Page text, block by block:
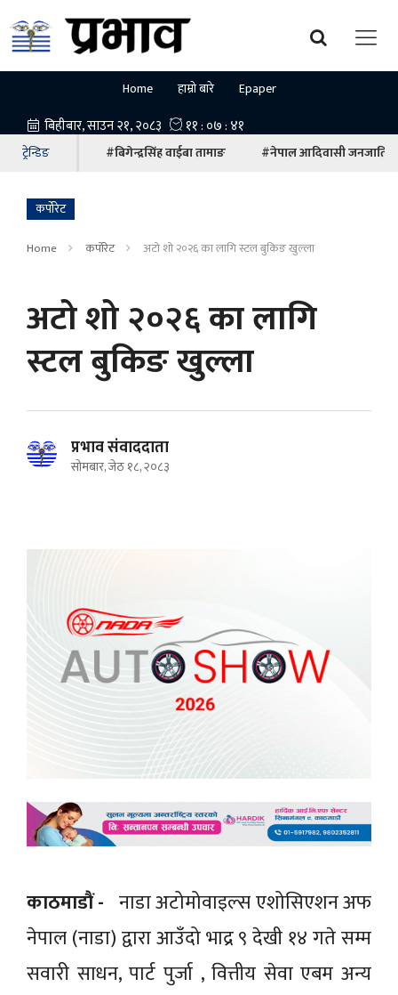
Home हाम्रो बारे Epaper
ट्रेन्डिङ #बिगेन्द्रसिंह वाईबा तामाङ #नेपाल आदिवासी जनजाति
कर्पोरेट
Home कर्पोरेट अटो शो २०२६ का लागि स्टल बुकिङ खुल्ला
अटो शो २०२६ का लागि
स्टल बुकिङ खुल्ला
प्रभाव संवाददाता
सोमबार, जेठ १८, २०८३
काठमाडाैं - नाडा अटोमोवाइल्स एशोसिएशन अफ
नेपाल (नाडा) द्वारा आउँदो भाद्र ९ देखी १४ गते सम्म
सवारी साधन, पार्ट पुर्जा , वित्तीय सेवा एबम अन्य